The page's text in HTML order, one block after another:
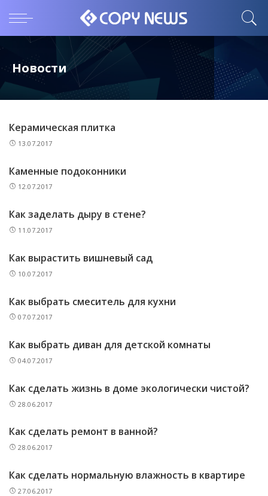
Новости
Керамическая плитка
13.07.2017
Каменные подоконники
12.07.2017
Как заделать дыру в стене?
11.07.2017
Как вырастить вишневый сад
10.07.2017
Как выбрать смеситель для кухни
07.07.2017
Как выбрать диван для детской комнаты
04.07.2017
Как сделать жизнь в доме экологически чистой?
28.06.2017
Как сделать ремонт в ванной?
28.06.2017
Как сделать нормальную влажность в квартире
27.06.2017